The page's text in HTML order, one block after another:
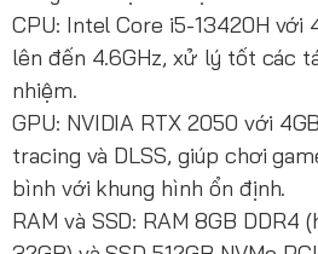
CPU: Intel Core i5-13420H với
lên đến 4.6GHz, xử lý tốt các
nhiệm.
GPU: NVIDIA RTX 2050 với
tracing và DLSS, giúp chơi
bình với khung hình ổn định.
RAM và SSD: RAM 8GB DDR4